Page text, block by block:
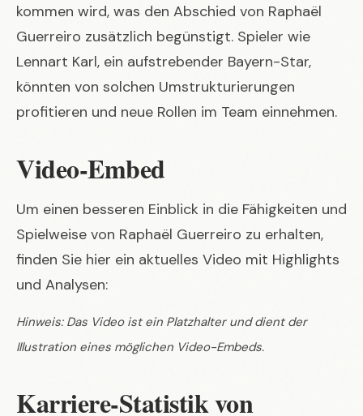
kommen wird, was den Abschied von Raphaël
Guerreiro zusätzlich begünstigt. Spieler wie
Lennart Karl, ein aufstrebender Bayern-Star,
könnten von solchen Umstrukturierungen
profitieren und neue Rollen im Team einnehmen.
Video-Embed
Um einen besseren Einblick in die Fähigkeiten und
Spielweise von Raphaël Guerreiro zu erhalten,
finden Sie hier ein aktuelles Video mit Highlights
und Analysen:
Hinweis: Das Video ist ein Platzhalter und dient der
Illustration eines möglichen Video-Embeds.
Karriere-Statistik von